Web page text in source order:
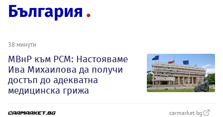
България
38 минути
МВнР към РСМ: Настояваме
Ива Михаилова да получи
достъп до адекватна
медицинска грижа
carmarket.bg